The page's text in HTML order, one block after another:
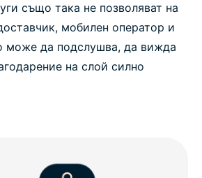
също така не позволяват на
мобилен оператор и
може да подслушва, да вижда
на слой силно